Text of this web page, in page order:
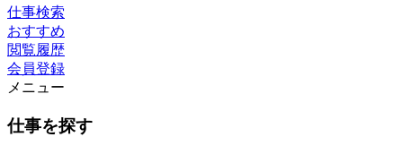
仕事検索
おすすめ
閲覧履歴
会員登録
メニュー
仕事を探す